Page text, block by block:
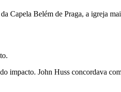
Capela Belém de Praga, a igreja
impacto. John Huss concordava